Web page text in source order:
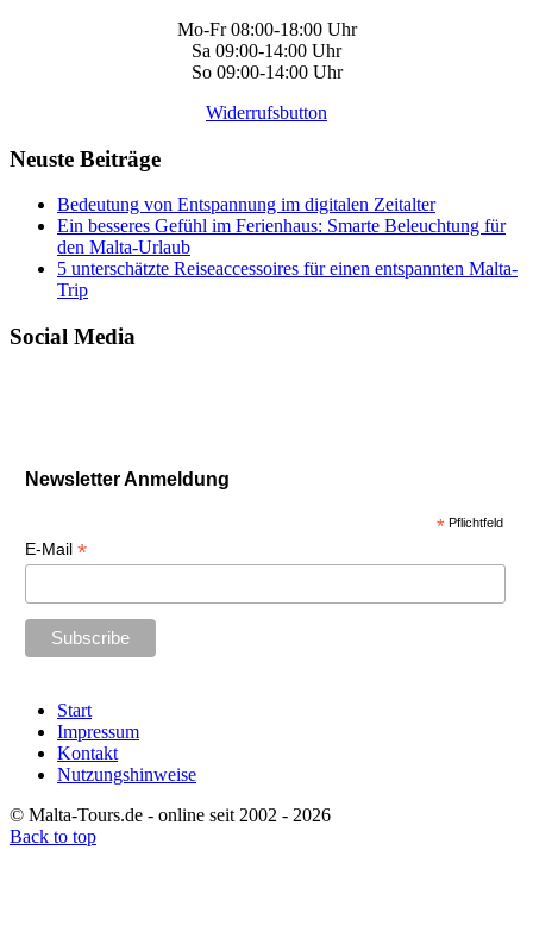
Mo-Fr 08:00-18:00 Uhr
Sa 09:00-14:00 Uhr
So 09:00-14:00 Uhr
Widerrufsbutton
Neuste Beiträge
Bedeutung von Entspannung im digitalen Zeitalter
Ein besseres Gefühl im Ferienhaus: Smarte Beleuchtung für
den Malta-Urlaub
5 unterschätzte Reiseaccessoires für einen entspannten Malta-
Trip
Social Media
Newsletter Anmeldung
* Pflichtfeld
E-Mail *
Start
Impressum
Kontakt
Nutzungshinweise
© Malta-Tours.de - online seit 2002 - 2026
Back to top